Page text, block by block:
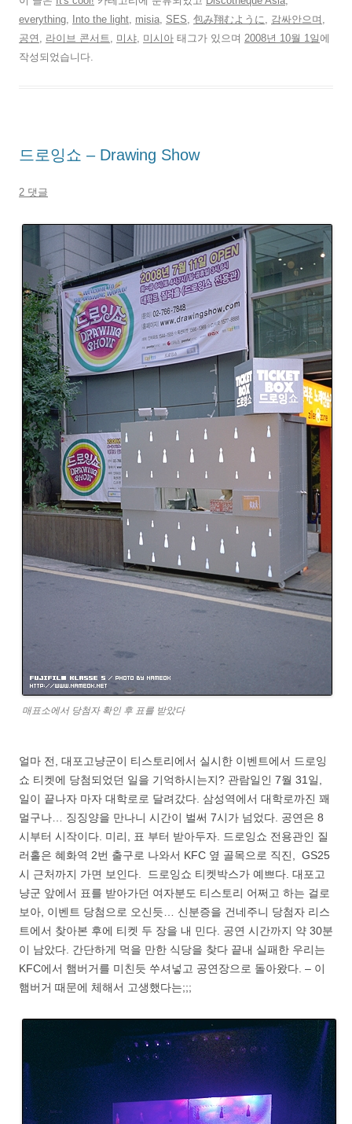
everything
Into the light misia SES 包み翔むように 감싸안으며
공연
라이브 콘서트 미샤 미시아 태그가 있으며 2008년 10월 1일에
작성되었습니다.
드로잉쇼 – Drawing Show
2 댓글
매표소에서 당첨자 확인 후 표를 받았다
얼마 전, 대포고냥군이 티스토리에서 실시한 이벤트에서 드로잉
쇼 티켓에 당첨되었던 일을 기억하시는지? 관람일인 7월 31일,
일이 끝나자 마자 대학로로 달려갔다. 삼성역에서 대학로까진 꽤
멀구나… 징징양을 만나니 시간이 벌써 7시가 넘었다. 공연은 8
시부터 시작이다. 미리, 표 부터 받아두자. 드로잉쇼 전용관인 질
러홀은 혜화역 2번 출구로 나와서 KFC 옆 골목으로 직진, GS25
시 근처까지 가면 보인다. 드로잉쇼 티켓박스가 예쁘다. 대포고
냥군 앞에서 표를 받아가던 여자분도 티스토리 어쩌고 하는 걸로
보아, 이벤트 당첨으로 오신듯… 신분증을 건네주니 당첨자 리스
트에서 찾아본 후에 티켓 두 장을 내 민다. 공연 시간까지 약 30분
이 남았다. 간단하게 먹을 만한 식당을 찾다 끝내 실패한 우리는
KFC에서 햄버거를 미친듯 쑤셔넣고 공연장으로 돌아왔다. – 이
햄버거 때문에 체해서 고생했다는;;;